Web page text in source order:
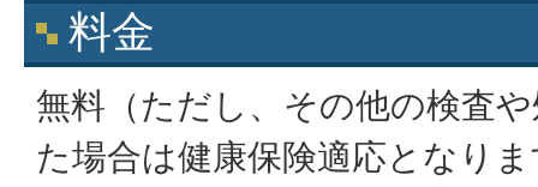
料金
無料（ただし、その他の検査
た場合は健康保険適応となり